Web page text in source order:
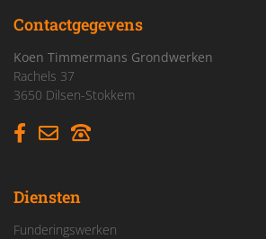
Contactgegevens
Koen Timmermans Grondwerken
Rachels 37
3650 Dilsen-Stokkem
Diensten
Funderingswerken